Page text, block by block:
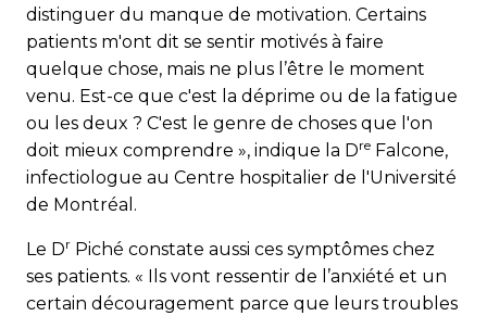
distinguer du manque de motivation. Certains
patients m'ont dit se sentir motivés à faire
quelque chose, mais ne plus l’être le moment
venu. Est-ce que c'est la déprime ou de la fatigue
ou les deux ? C'est le genre de choses que l'on
doit mieux comprendre », indique la Dre Falcone,
infectiologue au Centre hospitalier de l'Univer­sité
de Montréal.
Le Dr Piché constate aussi ces symptômes chez
ses patients. « Ils vont ressentir de l’anxiété et un
certain découragement parce que leurs troubles